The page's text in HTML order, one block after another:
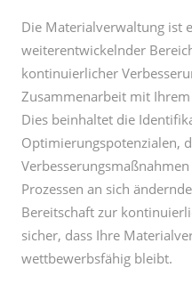
Die Materialverwaltung ist
weiterentwickelnder
kontinuierlicher
Zusammenarbeit mit
Dies beinhaltet die
Optimierungspotenzialen,
Prozessen an sich
Bereitschaft zur
sicher, dass Ihre
wettbewerbsfähig bleibt.